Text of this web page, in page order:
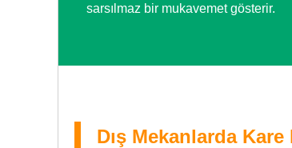
sarsılmaz bir mukavemet gösterir.
Dış Mekanlarda